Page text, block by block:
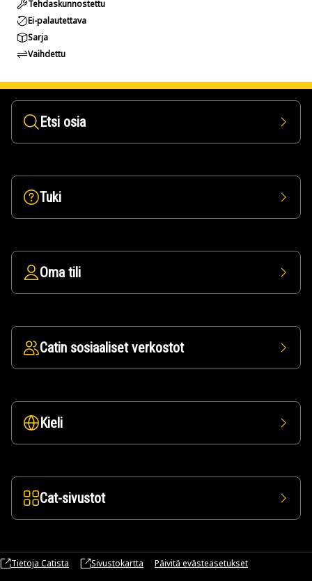
Tehdaskunnostettu
Ei-palautettava
Sarja
Vaihdettu
Etsi osia
Tuki
Oma tili
Catin sosiaaliset verkostot
Kieli
Cat-sivustot
Tietoja Catista Sivustokartta Päivitä evästeasetukset